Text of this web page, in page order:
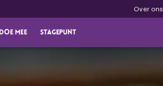
Over ons
Doe mee Stagepunt